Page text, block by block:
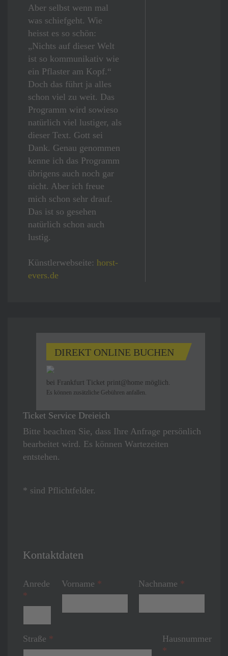
Aber selbst wenn mal
was schiefgeht. Wie
heisst es so schön:
„Nichts auf dieser Welt
ist so kommunikativ wie
ein Pflaster am Kopf.“
Doch das führt ja alles
schon viel zu weit. Das
Programm wird sowieso
natürlich viel lustiger, als
dieser Text. Gott sei
Dank. Genau genommen
kenne ich das Programm
übrigens auch noch gar
nicht. Aber ich freue
mich schon sehr drauf.
Das ist so gesehen
natürlich schon auch
lustig.
Künstlerwebseite: horst-
evers.de
DIREKT ONLINE BUCHEN
bei Frankfurt Ticket print@home möglich.
Es können zusätzliche Gebühren anfallen.
Ticket Service Dreieich
Bitte beachten Sie, dass Ihre Anfrage persönlich
bearbeitet wird. Es können Wartezeiten
entstehen.
* sind Pflichtfelder.
Kontaktdaten
Anrede
*
Vorname * Nachname *
Straße *
Hausnummer
*